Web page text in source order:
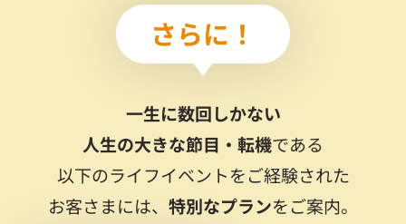
さらに！
一生に数回しかない
人生の大きな節目・転機である
以下のライフイベントをご経験された
お客さまには、 特別なプランをご案内。